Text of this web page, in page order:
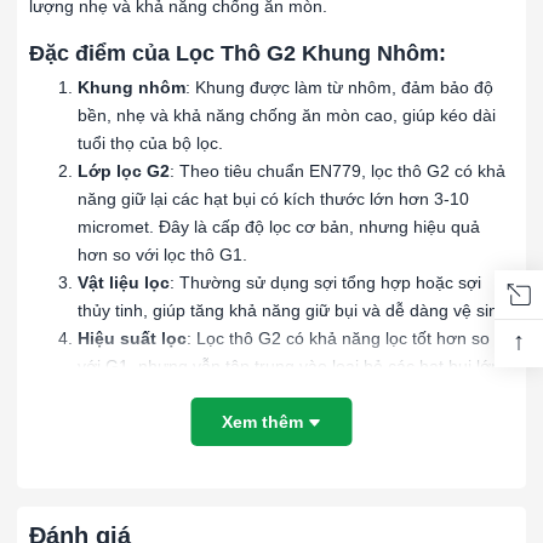
lượng nhẹ và khả năng chống ăn mòn.
Đặc điểm của Lọc Thô G2 Khung Nhôm:
Khung nhôm: Khung được làm từ nhôm, đảm bảo độ
bền, nhẹ và khả năng chống ăn mòn cao, giúp kéo dài
tuổi thọ của bộ lọc.
Lớp lọc G2: Theo tiêu chuẩn EN779, lọc thô G2 có khả
năng giữ lại các hạt bụi có kích thước lớn hơn 3-10
micromet. Đây là cấp độ lọc cơ bản, nhưng hiệu quả
hơn so với lọc thô G1.
Vật liệu lọc: Thường sử dụng sợi tổng hợp hoặc sợi
thủy tinh, giúp tăng khả năng giữ bụi và dễ dàng vệ sinh.
Hiệu suất lọc: Lọc thô G2 có khả năng lọc tốt hơn so
với G1, nhưng vẫn tập trung vào loại bỏ các hạt bụi lớn.
Ứng dụng của Lọc Thô G2 Khung Nhôm:
Hệ thống HVAC
: Dùng trong các hệ thống điều hòa
Nhà máy sản xuất
Xem thêm
Đánh giá
↑